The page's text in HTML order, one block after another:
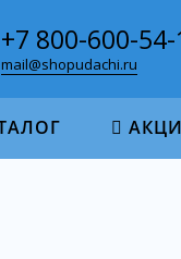
+7 800-600-
mail@shopudachi.ru